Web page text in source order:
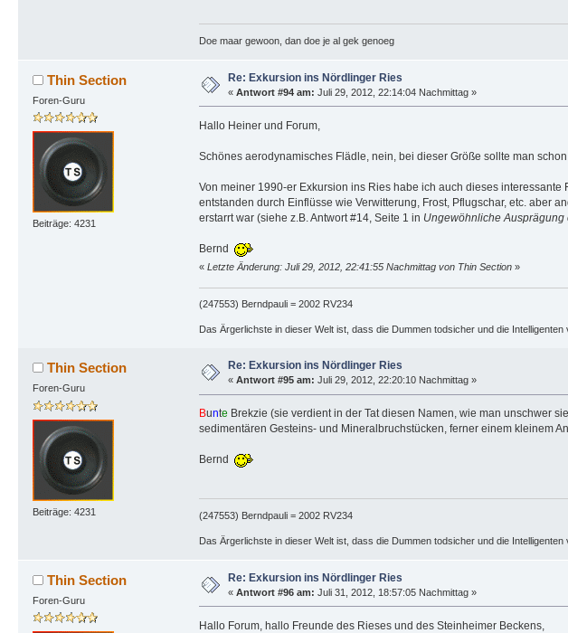
Doe maar gewoon, dan doe je al gek genoeg
Thin Section
Foren-Guru
Beiträge: 4231
Re: Exkursion ins Nördlinger Ries
« Antwort #94 am: Juli 29, 2012, 22:14:04 Nachmittag »
Hallo Heiner und Forum,
Schönes aerodynamisches Flädle, nein, bei dieser Größe sollte man
Von meiner 1990-er Exkursion ins Ries habe ich auch dieses
entstanden durch Einflüsse wie Verwitterung, Frost, Pflugschar, etc. aber
erstarrt war (siehe z.B. Antwort #14, Seite 1 in Ungewöhnliche
Bernd
« Letzte Änderung: Juli 29, 2012, 22:41:55 Nachmittag von Thin Section»
(247553) Berndpauli = 2002 RV234
Das Ärgerlichste in dieser Welt ist, dass die Dummen todsicher und die
Thin Section
Foren-Guru
Beiträge: 4231
Re: Exkursion ins Nördlinger Ries
« Antwort #95 am: Juli 29, 2012, 22:20:10 Nachmittag »
Bunte Brekzie (sie verdient in der Tat diesen Namen, wie man unschwer
sedimentären Gesteins- und Mineralbruchstücken, ferner einem kleinem
Bernd
(247553) Berndpauli = 2002 RV234
Das Ärgerlichste in dieser Welt ist, dass die Dummen todsicher und die
Thin Section
Foren-Guru
Re: Exkursion ins Nördlinger Ries
« Antwort #96 am: Juli 31, 2012, 18:57:05 Nachmittag »
Hallo Forum, hallo Freunde des Rieses und des Steinheimer Beckens,